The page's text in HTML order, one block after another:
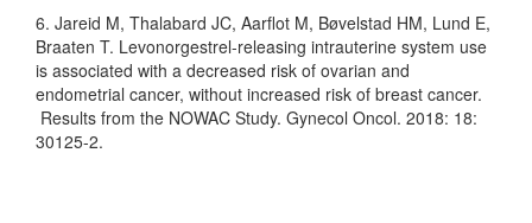
6. Jareid M, Thalabard JC, Aarflot M, Bøvelstad HM, Lund E,
Braaten T. Levonorgestrel-releasing intrauterine system use
is associated with a decreased risk of ovarian and
endometrial cancer, without increased risk of breast cancer.
Results from the NOWAC Study. Gynecol Oncol. 2018: 18:
30125-2.